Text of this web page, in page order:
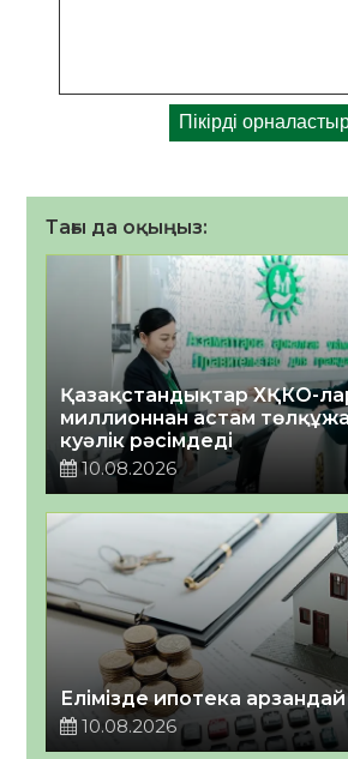
Тағы да оқыңыз:
Қазақстандықтар ХҚКО-
миллионнан астам
куәлік рәсімдеді
10.08.2026
Елімізде ипотека
10.08.2026